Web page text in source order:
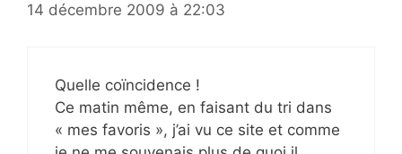
14 décembre 2009 à 22:03
Quelle coïncidence !
Ce matin même, en faisant du tri dans
« mes favoris », j’ai vu ce site et comme